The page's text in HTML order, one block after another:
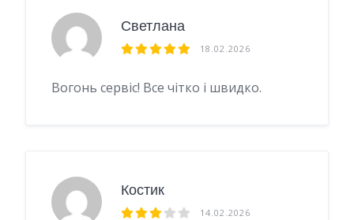
Светлана
18.02.2026
Вогонь сервіс! Все чітко і швидко.
Костик
14.02.2026